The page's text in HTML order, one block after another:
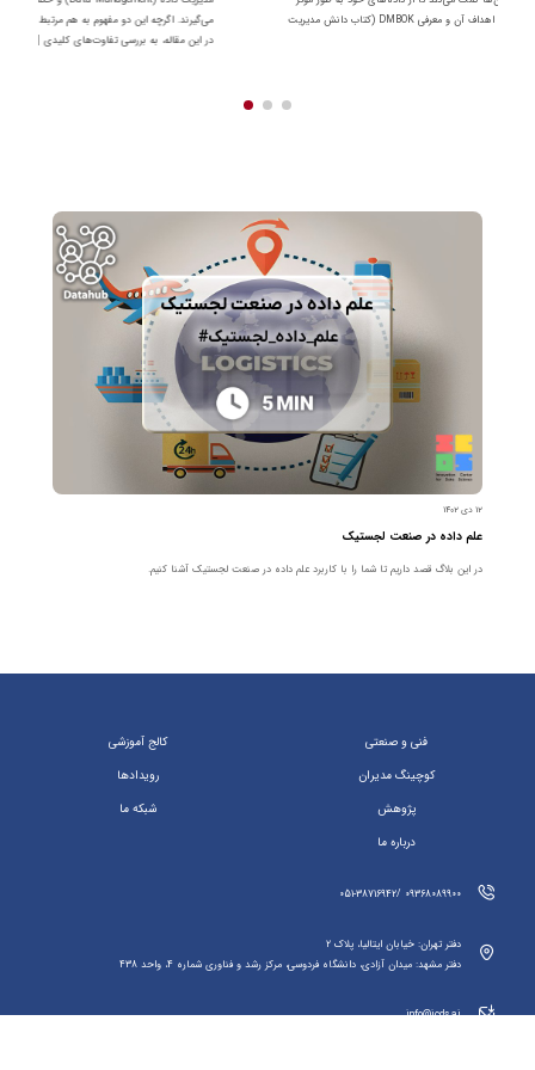
استفاده کنند. در این مقاله، به تعریف مدیریت داده، اهداف آن و معرفی DMBOK (کتاب دانش مدیریت
می‌گیرند. اگرچه این دو مفهوم به هم مرتبط هستند، اما اهداف، حوزه‌های تمرکز و
در این مقاله، به بررسی تفاوت‌های کلیدی […]
۱۲ دی ۱۴۰۲
علم داده در صنعت لجستیک
در این بلاگ قصد داریم تا شما را با کاربرد علم داده در صنعت لجستیک آشنا کنیم.
فنی و صنعتی
کالج آموزشی
کوچینگ مدیران
رویداد‌ها
پژوهش
شبکه ما
درباره ما
09368089900 /051-38716942
دفتر تهران: خیابان ایتالیا، پلاک 2
دفتر مشهد: میدان آزادی، دانشگاه فردوسی، مرکز رشد و فناوری شماره 4، واحد 438
info@icds.ai